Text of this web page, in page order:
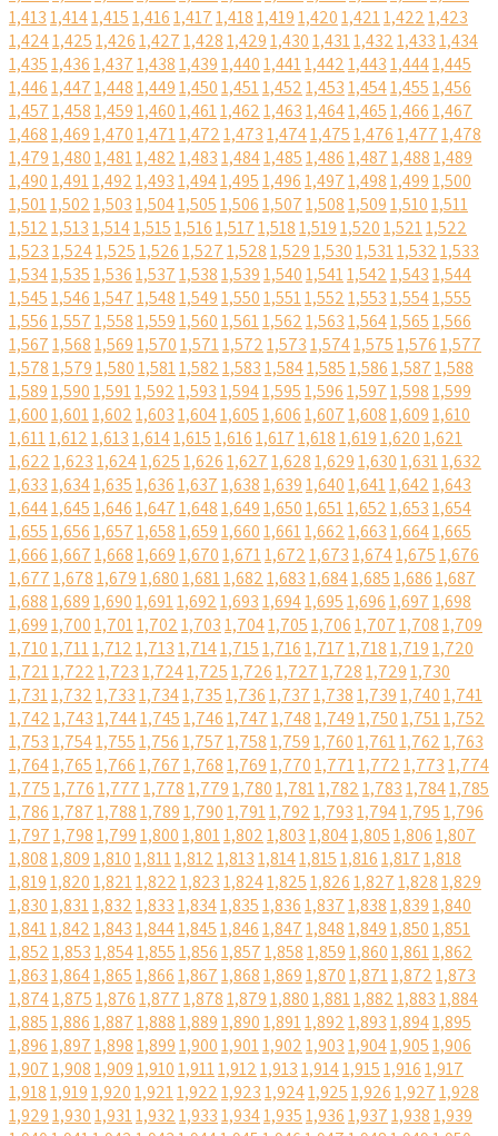
1,4131,4141,4151,4161,4171,4181,4191,4201,4211,4221,423
1,4241,4251,4261,4271,4281,4291,4301,4311,4321,4331,434
1,4351,4361,4371,4381,4391,4401,4411,4421,4431,4441,445
1,4461,4471,4481,4491,4501,4511,4521,4531,4541,4551,456
1,4571,4581,4591,4601,4611,4621,4631,4641,4651,4661,467
1,4681,4691,4701,4711,4721,4731,4741,4751,4761,4771,478
1,4791,4801,4811,4821,4831,4841,4851,4861,4871,4881,489
1,4901,4911,4921,4931,4941,4951,4961,4971,4981,4991,500
1,5011,5021,5031,5041,5051,5061,5071,5081,5091,5101,511
1,5121,5131,5141,5151,5161,5171,5181,5191,5201,5211,522
1,5231,5241,5251,5261,5271,5281,5291,5301,5311,5321,533
1,5341,5351,5361,5371,5381,5391,5401,5411,5421,5431,544
1,5451,5461,5471,5481,5491,5501,5511,5521,5531,5541,555
1,5561,5571,5581,5591,5601,5611,5621,5631,5641,5651,566
1,5671,5681,5691,5701,5711,5721,5731,5741,5751,5761,577
1,5781,5791,5801,5811,5821,5831,5841,5851,5861,5871,588
1,5891,5901,5911,5921,5931,5941,5951,5961,5971,5981,599
1,6001,6011,6021,6031,6041,6051,6061,6071,6081,6091,610
1,6111,6121,6131,6141,6151,6161,6171,6181,6191,6201,621
1,6221,6231,6241,6251,6261,6271,6281,6291,6301,6311,632
1,6331,6341,6351,6361,6371,6381,6391,6401,6411,6421,643
1,6441,6451,6461,6471,6481,6491,6501,6511,6521,6531,654
1,6551,6561,6571,6581,6591,6601,6611,6621,6631,6641,665
1,6661,6671,6681,6691,6701,6711,6721,6731,6741,6751,676
1,6771,6781,6791,6801,6811,6821,6831,6841,6851,6861,687
1,6881,6891,6901,6911,6921,6931,6941,6951,6961,6971,698
1,6991,7001,7011,7021,7031,7041,7051,7061,7071,7081,709
1,7101,7111,7121,7131,7141,7151,7161,7171,7181,7191,720
1,7211,7221,7231,7241,7251,7261,7271,7281,7291,730
1,7311,7321,7331,7341,7351,7361,7371,7381,7391,7401,741
1,7421,7431,7441,7451,7461,7471,7481,7491,7501,7511,752
1,7531,7541,7551,7561,7571,7581,7591,7601,7611,7621,763
1,7641,7651,7661,7671,7681,7691,7701,7711,7721,7731,774
1,7751,7761,7771,7781,7791,7801,7811,7821,7831,7841,785
1,7861,7871,7881,7891,7901,7911,7921,7931,7941,7951,796
1,7971,7981,7991,8001,8011,8021,8031,8041,8051,8061,807
1,8081,8091,8101,8111,8121,8131,8141,8151,8161,8171,818
1,8191,8201,8211,8221,8231,8241,8251,8261,8271,8281,829
1,8301,8311,8321,8331,8341,8351,8361,8371,8381,8391,840
1,8411,8421,8431,8441,8451,8461,8471,8481,8491,8501,851
1,8521,8531,8541,8551,8561,8571,8581,8591,8601,8611,862
1,8631,8641,8651,8661,8671,8681,8691,8701,8711,8721,873
1,8741,8751,8761,8771,8781,8791,8801,8811,8821,8831,884
1,8851,8861,8871,8881,8891,8901,8911,8921,8931,8941,895
1,8961,8971,8981,8991,9001,9011,9021,9031,9041,9051,906
1,9071,9081,9091,9101,9111,9121,9131,9141,9151,9161,917
1,9181,9191,9201,9211,9221,9231,9241,9251,9261,9271,928
1,9291,9301,9311,9321,9331,9341,9351,9361,9371,9381,939